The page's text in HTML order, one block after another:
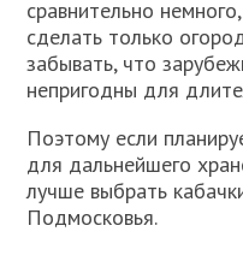
сравнительно
сделать только
забывать, что
непригодны для
Поэтому если
для дальнейшего
лучше выбрать
Подмосковья.